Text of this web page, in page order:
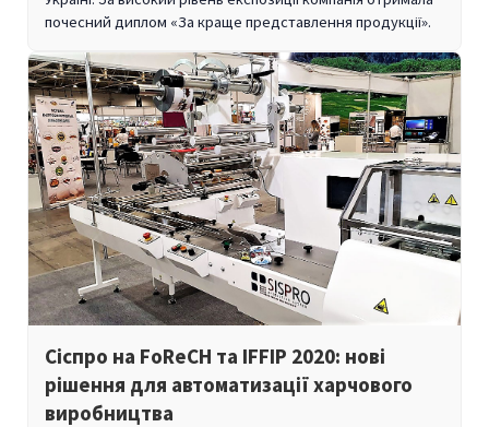
почесний диплом «За краще представлення продукції».
Сіспро на FoReCH та IFFIP 2020: нові
рішення для автоматизації харчового
виробництва